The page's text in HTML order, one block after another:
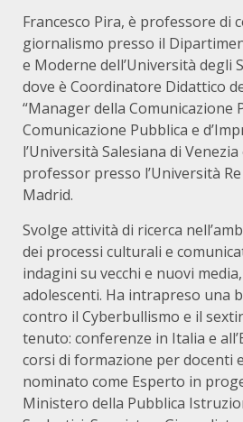
Francesco Pira, è professore di
giornalismo presso il
e Moderne dell’Università degli
dove è Coordinatore Didattico
“Manager della Comunicazione
Comunicazione Pubblica e
l’Università Salesiana di
professor presso l’Università
Madrid.
Svolge attività di ricerca
dei processi culturali e
indagini su vecchi e nuovi
adolescenti. Ha intrapreso una
contro il Cyberbullismo e il
tenuto: conferenze in Italia e
corsi di formazione per docenti
nominato come Esperto in
Ministero della Pubblica